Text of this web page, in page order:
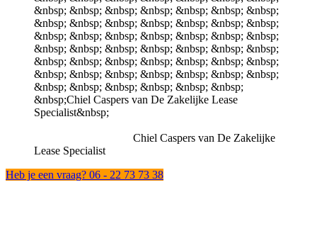
Chiel Caspers van De Zakelijke
Lease Specialist
Heb je een vraag? 06 - 22 73 73 38